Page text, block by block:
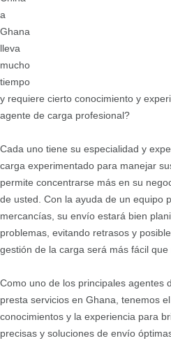
a
Ghana
lleva
mucho
tiempo
y requiere cierto conocimiento y
agente de carga profesional?
Cada uno tiene su especialidad y
carga experimentado para manejar
permite concentrarse más en su
de usted. Con la ayuda de un equipo
mercancías, su envío estará bien
problemas, evitando retrasos y
gestión de la carga será más fácil que
Como uno de los principales agentes
presta servicios en Ghana, tenemos
conocimientos y la experiencia para
precisas y soluciones de envío